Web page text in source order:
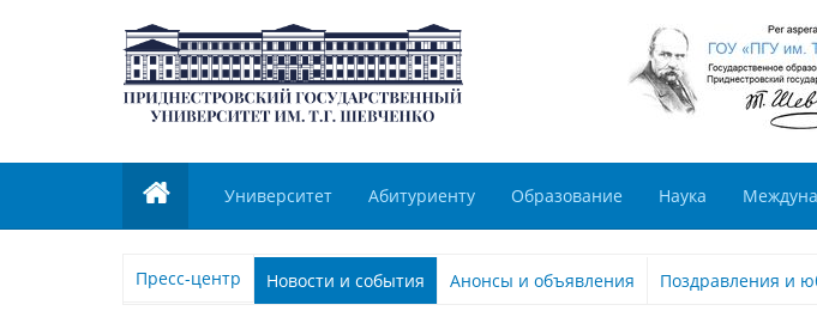
Университет Абитуриенту Образование Наука
Пресс-центр Новости и события Анонсы и объявления Поздравления и